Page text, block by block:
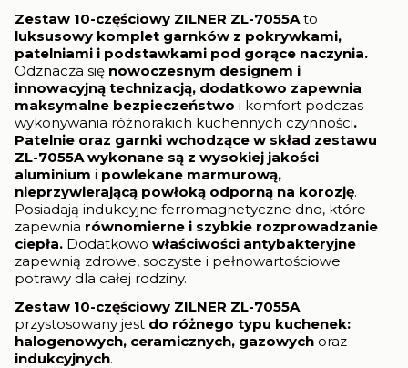
Zestaw 10-częściowy ZILNER ZL-7055Ato
luksusowy komplet garnków z pokrywkami,
patelniami i podstawkami pod gorące naczynia.
Odznacza się nowoczesnym designem i
innowacyjną technizacją, dodatkowo zapewnia
maksymalne bezpieczeństwo i komfort podczas
wykonywania różnorakich kuchennych czynności.
Patelnie oraz garnki wchodzące w skład zestawu
ZL-7055A wykonane są z wysokiej jakości
aluminium i powlekane marmurową,
nieprzywierającą powłoką odporną na korozję.
Posiadają indukcyjne ferromagnetyczne dno, które
zapewnia równomierne i szybkie rozprowadzanie
ciepła. Dodatkowo właściwości antybakteryjne
zapewnią zdrowe, soczyste i pełnowartościowe
potrawy dla całej rodziny.
Zestaw 10-częściowy ZILNER ZL-7055A
przystosowany jest do różnego typu kuchenek:
halogenowych, ceramicznych, gazowych oraz
indukcyjnych.